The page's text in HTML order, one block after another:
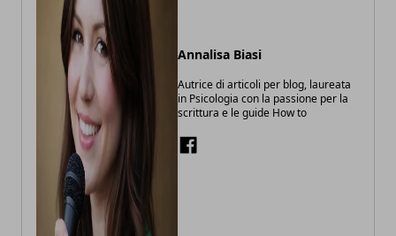
Annalisa Biasi
Autrice di articoli per blog, laureata
in Psicologia con la passione per la
scrittura e le guide How to